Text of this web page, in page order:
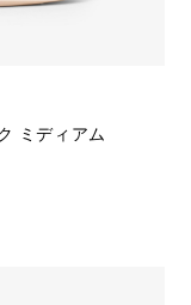
ミディアム